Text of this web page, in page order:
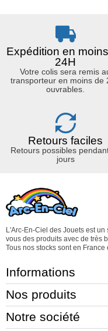
Expédition en
24H
Votre colis sera remis
transporteur en moins de
ouvrables.
Retours faciles
Retours possibles
jours
L'Arc-En-Ciel des Jouets est
vous des produits avec de très
Tous nos stocks sont en
Informations
Nos produits
Notre société